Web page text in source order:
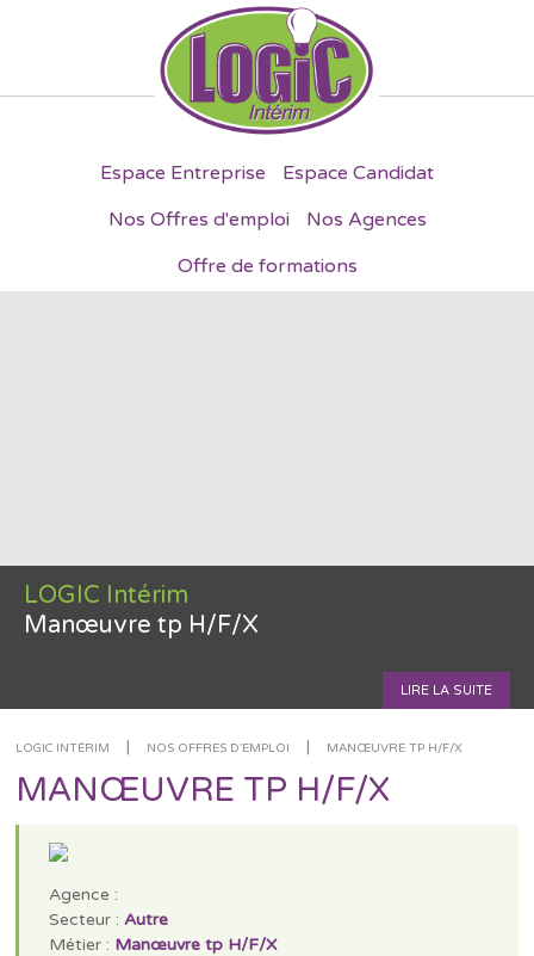
Espace Entreprise
Espace Candidat
Nos Offres d'emploi
Nos Agences
Offre de formations
LOGIC Intérim
Manœuvre tp H/F/X
LIRE LA SUITE
LOGIC INTÉRIM | NOS OFFRES D'EMPLOI | MANŒUVRE TP H/F/X
MANŒUVRE TP H/F/X
Agence :
Secteur :Autre
Métier : Manœuvre tp H/F/X